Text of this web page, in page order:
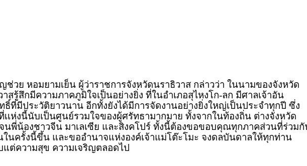
ช่วย หอมยามเย็น ผู้ว่าราชการจังหวัดนราธิวาส กล่าวว่า ในนามของจังหวัด
าสรู้สึกมีความภาคภูมิใจเป็นอย่างยิ่ง ที่ในอำเภอสุไหงโก-ลก มีศาลเจ้าอัน
ธิ์ที่มีประวัติยาวนาน อีกทั้งยังได้มีการจัดงานอย่างยิ่งใหญ่เป็นประจำทุกปี ซึ่ง
เเห่งนี้นับเป็นศูนย์รวมใจของผู้ศรัทธามากมาย ทั้งจากในท้องถิ่น ต่างจังหวัด
นพี่น้องชาวจีน มาเลเซีย และสิงคโปร์ ทั้งนี้ต้องขอขอบคุณทุกภาคส่วนที่ร่วม
ในครั้งนี้ขึ้น และขออำนาจแห่งองค์เจ้าแม่โต๊ะโมะ จงดลบันดาลให้ทุกท่าน
แต่ความสุข ความเจริญตลอดไป